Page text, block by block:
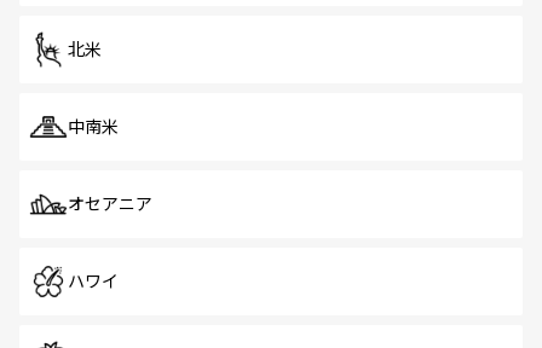
北米
中南米
オセアニア
ハワイ